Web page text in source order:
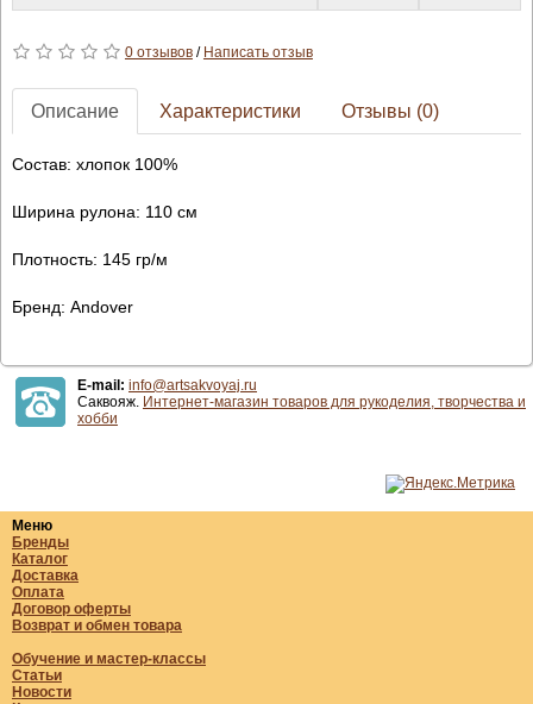
0 отзывов/ Написать отзыв
Описание Характеристики Отзывы (0)
Состав: хлопок 100%
Ширина рулона: 110 см
Плотность: 145 гр/м
Бренд: Andover
E-mail: info@artsakvoyaj.ru
Саквояж. Интернет-магазин товаров для рукоделия, творчества и
хобби
Меню
Бренды
Каталог
Доставка
Оплата
Договор оферты
Возврат и обмен товара
Обучение и мастер-классы
Статьи
Новости